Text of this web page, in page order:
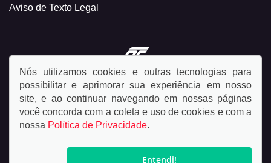
Aviso de Texto Legal
Desacelere. Seu bem maior é a vida.
© Copyright 2026
privacidade.
Nós utilizamos cookies e outras tecnologias para
possibilitar e aprimorar sua experiência em nosso
site, e ao continuar navegando em nossas páginas
você concorda com a coleta e uso de cookies e com a
nossa Política de Privacidade.
Entendi!